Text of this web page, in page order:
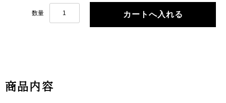
数量
商品内容